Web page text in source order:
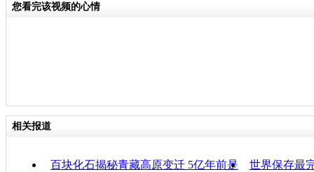
您看完该视频的心情
相关报道
百块化石揭秘青藏高原变迁 5亿年前是
世界保存最